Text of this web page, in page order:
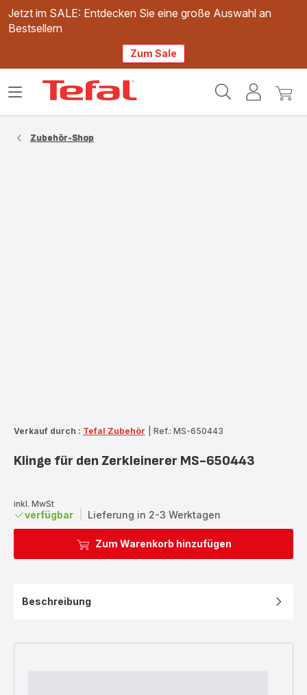
Jetzt im SALE: Entdecken Sie eine große Auswahl an
Bestsellern
Zum Sale
Mein
Mein
Das
Zubehör-Shop
Verkauf durch : Tefal Zubehör Ref.: MS-650443
Klinge für den Zerkleinerer MS-650443
inkl. MwSt
verfügbar Lieferung in 2-3 Werktagen
Zum Warenkorb hinzufügen
Beschreibung